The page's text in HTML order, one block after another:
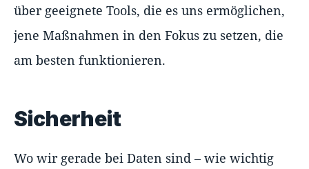
über geeignete Tools, die es uns ermöglichen,
jene Maßnahmen in den Fokus zu setzen, die
am besten funktionieren.
Sicherheit
Wo wir gerade bei Daten sind – wie wichtig